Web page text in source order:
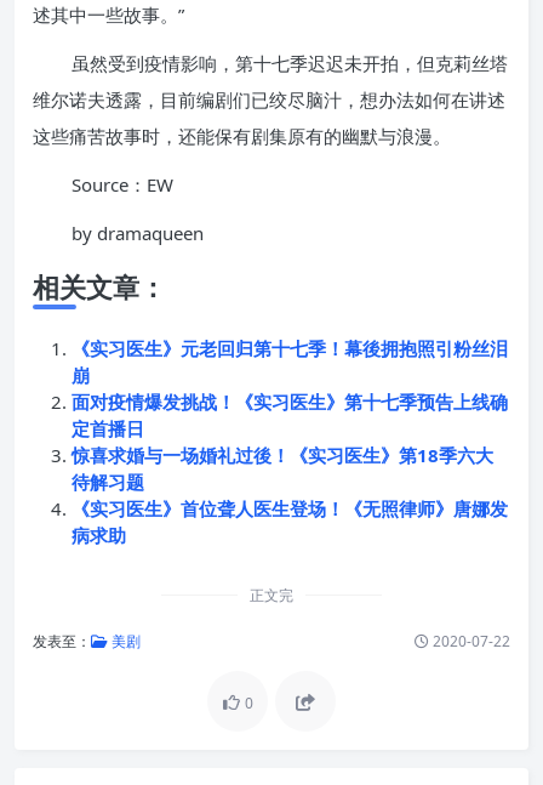
述其中一些故事。”
虽然受到疫情影响，第十七季迟迟未开拍，但克莉丝塔
维尔诺夫透露，目前编剧们已绞尽脑汁，想办法如何在讲述
这些痛苦故事时，还能保有剧集原有的幽默与浪漫。
Source：EW
by dramaqueen
相关文章：
《实习医生》元老回归第十七季！幕後拥抱照引粉丝泪
崩
面对疫情爆发挑战！《实习医生》第十七季预告上线确
定首播日
惊喜求婚与一场婚礼过後！《实习医生》第18季六大
待解习题
《实习医生》首位聋人医生登场！《无照律师》唐娜发
病求助
正文完
发表至： 美剧 2020-07-22
0